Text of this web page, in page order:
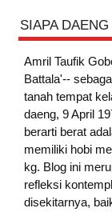
SIAPA
Amril Taufik
Battala'--
tanah tempat
daeng, 9 April
berarti berat
memiliki hobi
kg. Blog ini
refleksi
disekitarnya,